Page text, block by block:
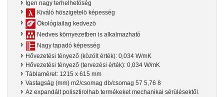
Igen nagy terhelhetöség
Kiváló höszigetelö képesség
Ökológiailag kedvezö
Nedves környezetben is alkalmazható
Nagy tapadó képesség
Hővezetési tényező (közölt érték): 0,034 W/mK
Hővezetési tényező (tervezési érték): 0,034 W/mK
Táblaméret: 1215 x 615 mm
Vastagság (mm) m2/csomag db/csomag 57 5,76 8
Az expandált polisztirolhab termékeket mechanikai sérülésektől.